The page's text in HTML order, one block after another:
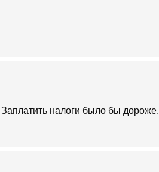
налоги было бы дороже.